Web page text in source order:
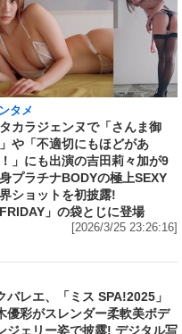
タメ
カラジェンヌで「さんま御
や「不適切にもほどがあ
」にも出演の吉田莉々加が9
プラチナBODYの極上SEXY
ショットを初披露!
FRIDAY」の袋とじに登場
[2026/3/25 23:26:16]
バレエ、「ミス SPA!2025」
優彩がスレンダー柔軟美ボデ
ジェリー姿で披露! デジタル写